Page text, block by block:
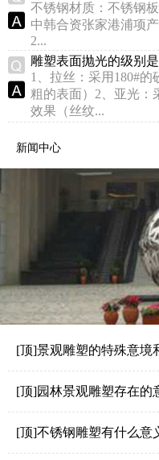
不锈钢材质：不锈钢
中韩合资张家港浦项
2...
雕塑表面抛光的级别
1、拉丝：采用180#
粗的表面）2、亚光：
效果（丝纹...
新闻中心
[顶]景观雕塑的特殊意境
[顶]园林景观雕塑存在的
[顶]不锈钢雕塑有什么意